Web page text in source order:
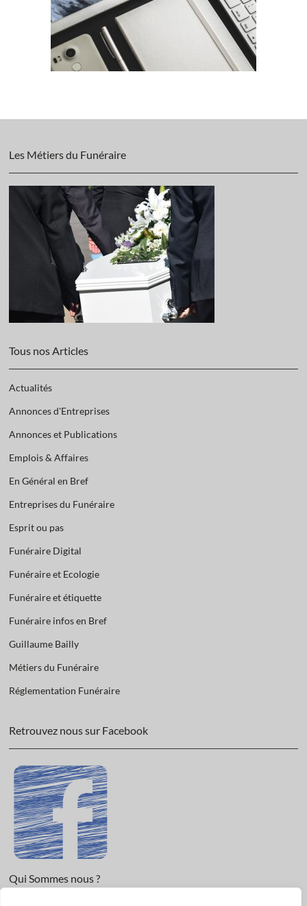
Les Métiers du Funéraire
Tous nos Articles
Actualités
Annonces d'Entreprises
Annonces et Publications
Emplois & Affaires
En Général en Bref
Entreprises du Funéraire
Esprit ou pas
Funéraire Digital
Funéraire et Ecologie
Funéraire et étiquette
Funéraire infos en Bref
Guillaume Bailly
Métiers du Funéraire
Réglementation Funéraire
Retrouvez nous sur Facebook
Qui Sommes nous ?